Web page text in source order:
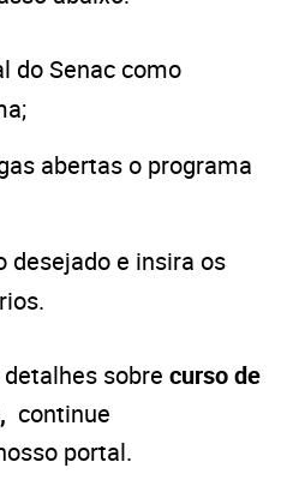
do Senac como
abertas o programa
desejado e insira os
sobre curso de
continue
portal.